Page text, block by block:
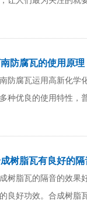
防腐瓦的使用原理
防腐瓦运用高新化学
种优良的使用特性，
树脂瓦有良好的隔
树脂瓦的隔音的效果
良好功效。合成树脂